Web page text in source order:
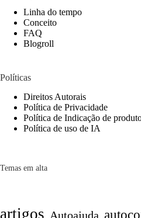
Linha do tempo
Conceito
FAQ
Blogroll
Políticas
Direitos Autorais
Política de Privacidade
Política de Indicação de
Política de uso de IA
Temas em alta
artigos Autoajuda